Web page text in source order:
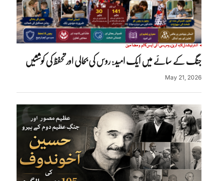
انٹرنیشنلتازہ ترینروسسی آئی ایسکالم و مضامین
جنگ کے سائے میں ایک امید: روس کی بحالی اور تحفظ کی کوششیں
May 21, 2026